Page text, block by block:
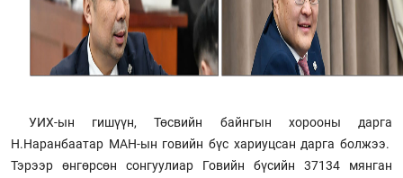
УИХ-ын гишүүн, Төсвийн байнгын хорооны дарга
Н.Наранбаатар МАН-ын говийн бүс хариуцсан дарга болжээ.
Тэрээр өнгөрсөн сонгуулиар Говийн бүсийн 37134 мянган